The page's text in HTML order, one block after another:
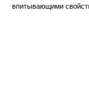
впитывающими